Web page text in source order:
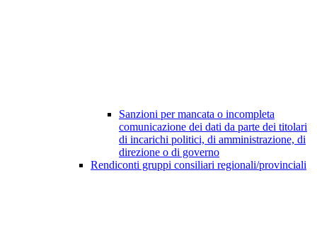
Sanzioni per mancata o incompleta
comunicazione dei dati da parte dei titolari
di incarichi politici, di amministrazione, di
direzione o di governo
Rendiconti gruppi consiliari regionali/provinciali